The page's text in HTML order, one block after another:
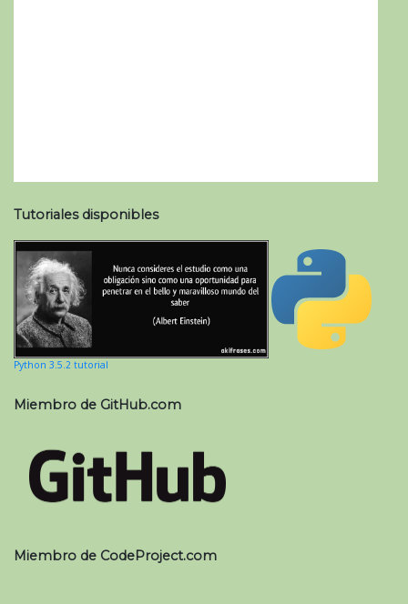
Tutoriales disponibles
Python 3.5.2 tutorial
Miembro de GitHub.com
Miembro de CodeProject.com